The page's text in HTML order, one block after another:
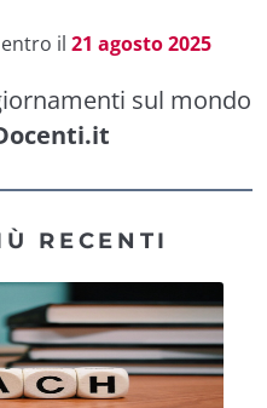
il 21 agosto 2025
sul mondo
RECENTI